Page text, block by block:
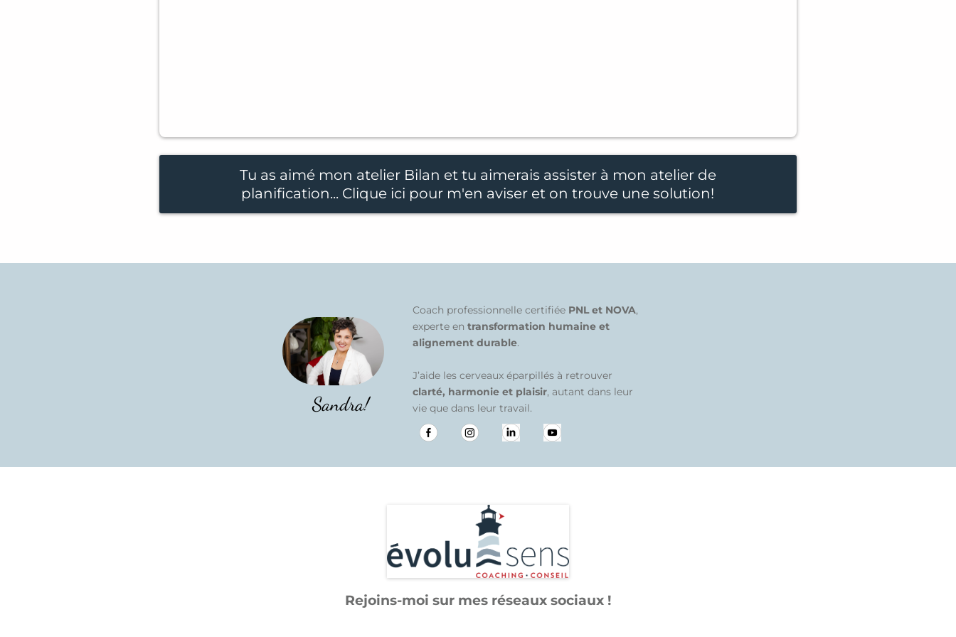
Tu as aimé mon atelier Bilan et tu aimerais assister à mon atelier de
planification... Clique ici pour m'en aviser et on trouve une solution!
Sandra!
Coach professionnelle certifiée PNL et NOVA,
experte entransformation humaine et
alignement durable.
J’aide les cerveaux éparpillés à retrouver
clarté, harmonie et plaisir, autant dans leur
vie que dans leur travail.
Rejoins-moi sur mes réseaux sociaux !